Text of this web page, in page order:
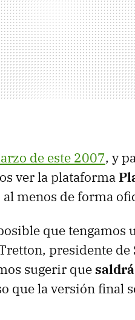
de este 2007, y
ver la plataforma
menos de forma
que tengamos
presidente de
sugerir que
que la versión final